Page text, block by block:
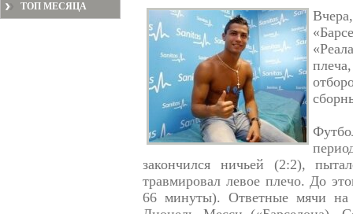
ТОП МЕСЯЦА
закончился ничьей (2:2),
травмировал левое плечо. До
66 минуты). Ответные мячи